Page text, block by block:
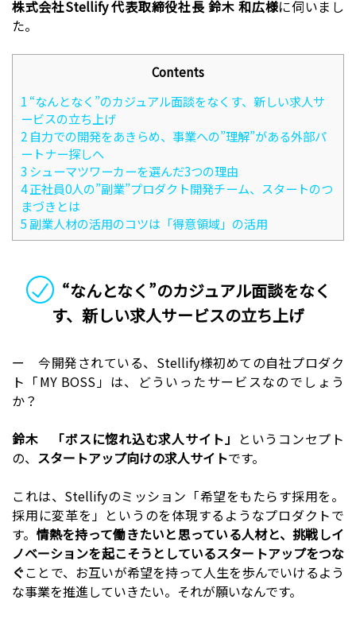
株式会社Stellify 代表取締役社長 鈴木 和広様に伺いまし
た。
Contents
1 “なんとなく”のカジュアル面談をなくす、新しい求人サ
ービスの立ち上げ
2 自力での開発をあきらめ、事業への”理解”がある外部パ
ートナー探しへ
3 シューマツワーカーを選んだ3つの理由
4正社員0人の”副業”プロダクト開発チーム、スタートのつ
まづきとは
5副業人材の活用のコツは「得意領域」の活用
“なんとなく”のカジュアル面談をなく
す、新しい求人サービスの立ち上げ
ー 今開発されている、Stellify様初めての自社プロダク
ト「MY BOSS」は、どういったサービスなのでしょう
か？
鈴木
「ボスに惚れ込む求人サイト」 というコンセプト
の、 スタートアップ向けの求人サイトです。
これは、Stellifyのミッション「希望をもたらす採用を。
採用に変革を」というのを体現するようなプロダクトで
す。 情熱を持って働きたいと思っている人材と、挑戦しイ
ノベーションを起こそうとしているスタートアップをつな
ぐことで、お互いが希望を持って人生を歩んでいけるよう
な事業を推進していきたい。それが願いなんです。